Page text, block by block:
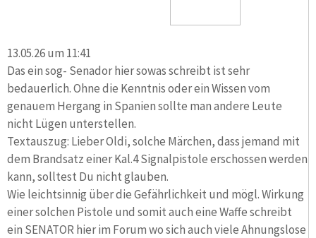
13.05.26 um 11:41
Das ein sog- Senador hier sowas schreibt ist sehr
bedauerlich. Ohne die Kenntnis oder ein Wissen vom
genauem Hergang in Spanien sollte man andere Leute
nicht Lügen unterstellen.
Textauszug: Lieber Oldi, solche Märchen, dass jemand mit
dem Brandsatz einer Kal.4 Signalpistole erschossen werden
kann, solltest Du nicht glauben.
Wie leichtsinnig über die Gefährlichkeit und mögl. Wirkung
einer solchen Pistole und somit auch eine Waffe schreibt
ein SENATOR hier im Forum wo sich auch viele Ahnungslose